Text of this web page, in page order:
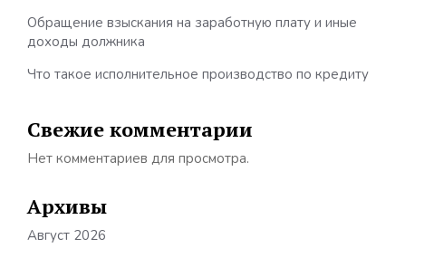
Обращение взыскания на заработную плату и иные
доходы должника
Что такое исполнительное производство по кредиту
Свежие комментарии
Нет комментариев для просмотра.
Архивы
Август 2026